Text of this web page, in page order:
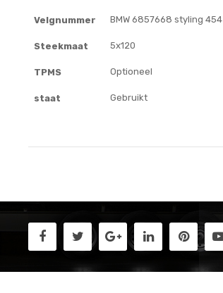
Velgnummer BMW 6857668 styling 454
Steekmaat 5x120
TPMS Optioneel
staat Gebruikt